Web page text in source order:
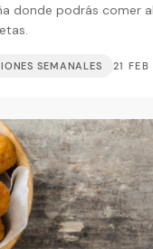
donde podrás comer
SEMANALES 21